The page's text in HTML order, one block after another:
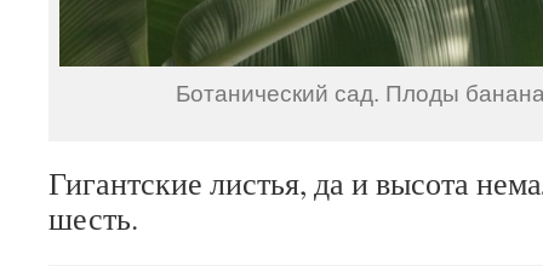
Ботанический сад. Плоды
Гигантские листья, да и высота
шесть.